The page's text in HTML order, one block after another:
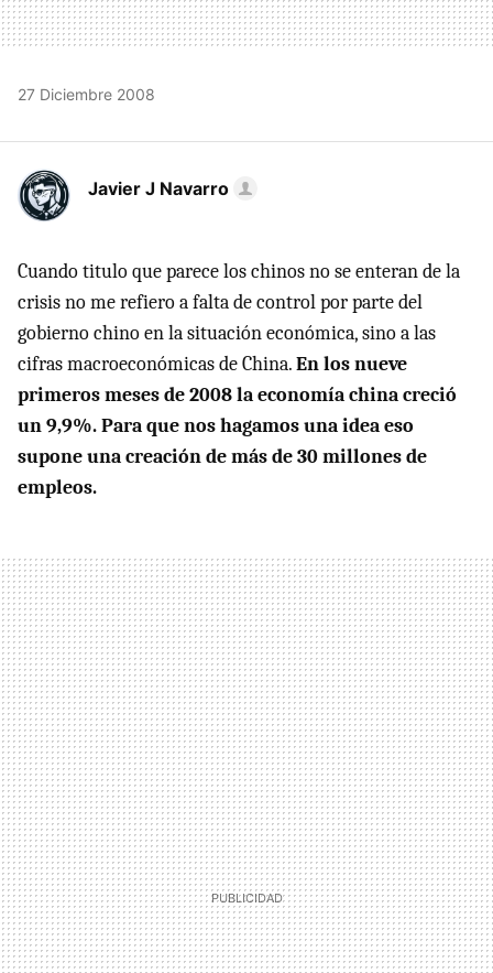
27 Diciembre 2008
Javier J Navarro
Cuando titulo que parece los chinos no se enteran de la
crisis no me refiero a falta de control por parte del
gobierno chino en la situación económica, sino a las
cifras macroeconómicas de China.En los nueve
primeros meses de 2008 la economía china creció
un 9,9%. Para que nos hagamos una idea eso
supone una creación de más de 30 millones de
empleos.